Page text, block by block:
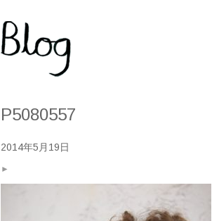
P5080557
2014年5月19日
►